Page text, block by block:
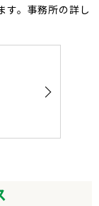
す。事務所の詳し